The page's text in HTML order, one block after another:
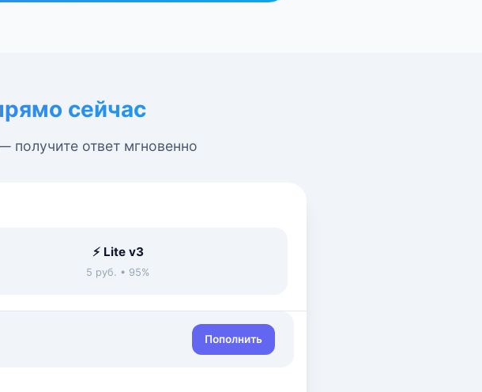
сейчас
получите ответ мгновенно
⚡ Lite v3
5 руб. • 95%
Пополнить